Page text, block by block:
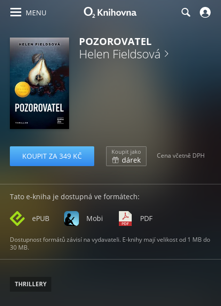
MENU
POZOROVATEL
Helen Fieldsová
KOUPIT ZA 349 KČ Koupit jako
dárek Cena včetně DPH
Tato e-kniha je dostupná ve formátech:
ePUB Mobi PDF
Dostupnost formátů závisí na vydavateli. E-knihy mají velikost od 1 MB do
30 MB.
THRILLERY